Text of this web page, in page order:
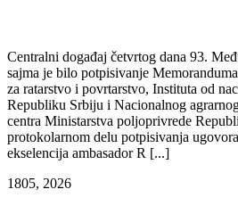
Centralni događaj četvrtog dana 93.
sajma je bilo potpisivanje
za ratarstvo i povrtarstvo, Instituta od
Republiku Srbiju i Nacionalnog
centra Ministarstva poljoprivrede
protokolarnom delu potpisivanja
ekselencija ambasador R [...]
1805, 2026